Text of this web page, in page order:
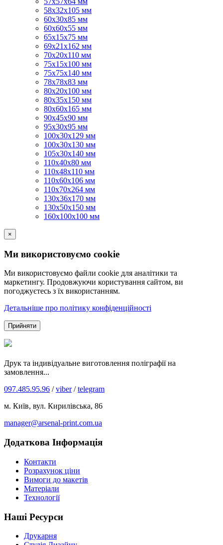
58х32х105 мм
60х30х85 мм
60х60х55 мм
65х15х75 мм
69х21х162 мм
70х20х110 мм
75х15х100 мм
75х75х140 мм
78х78х83 мм
80х20х100 мм
80х35х150 мм
80х60х165 мм
90х45х90 мм
95х30х95 мм
100х30х129 мм
100х30х130 мм
105х30х140 мм
110х40х80 мм
110х48х110 мм
110х60х106 мм
110х70х264 мм
130х36х170 мм
130х50х150 мм
160х100х100 мм
×
Ми використовуємо cookie
Ми використовуємо файли cookie для аналітики та
маркетингу. Продовжуючи користування сайтом, ви
погоджуєтесь з їх використанням.
Детальніше про політику конфіденційності
Прийняти
Друк та індивідуальне виготовлення поліграфії на
замовлення...
097.485.95.96 /viber/telegram
м. Київ, вул. Кирилівська, 86
manager@arsenal-print.com.ua
Додаткова Інформація
Контакти
Розрахунок ціни
Вимоги до макетів
Матеріали
Технології
Наші Ресурси
Друкарня